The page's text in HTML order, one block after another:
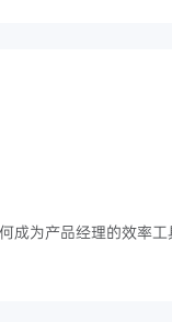
成为产品经理的效率工